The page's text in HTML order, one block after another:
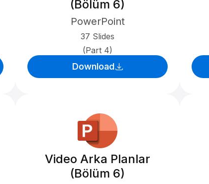
(Bölüm 6)
PowerPoint
37 Slides
(Part 4)
Download
Video Arka Planlar
(Bölüm 6)